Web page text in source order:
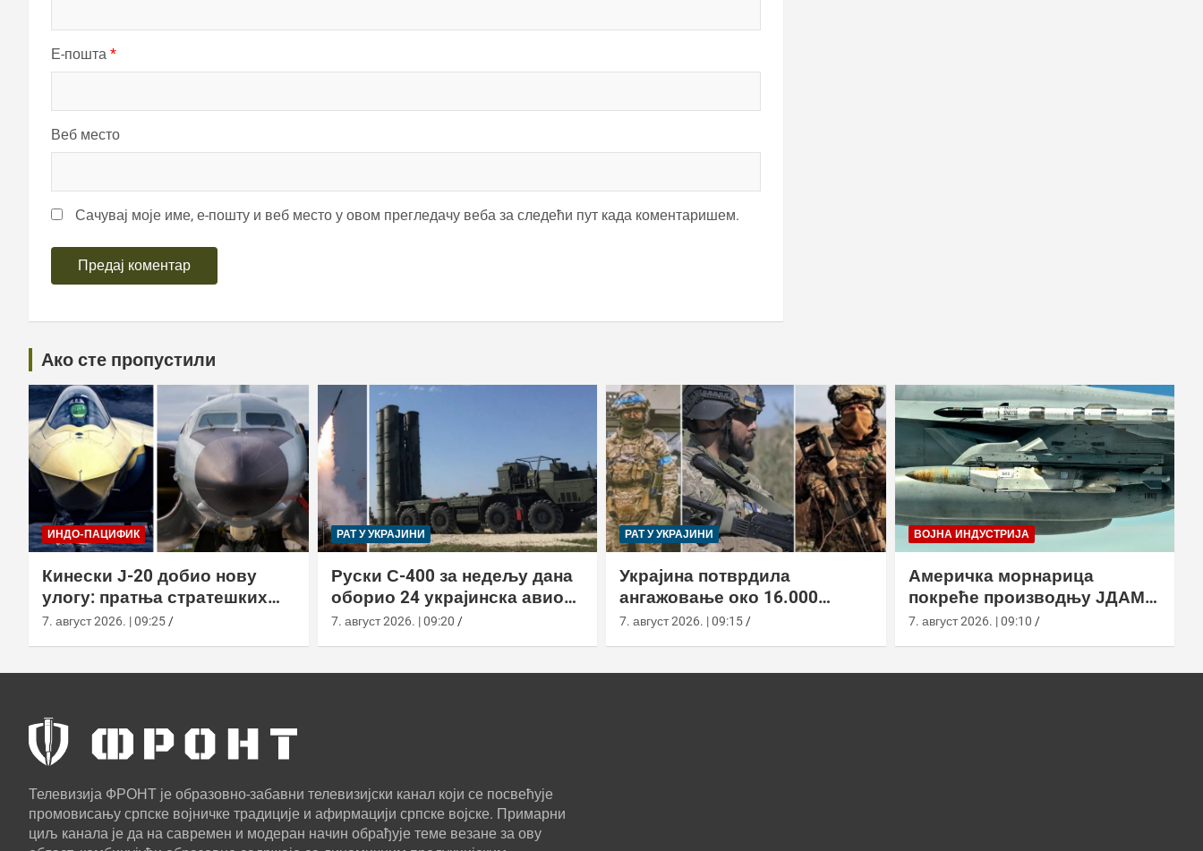
Е-пошта *
Веб место
Сачувај моје име, е-пошту и веб место у овом прегледачу веба за следећи пут када коментаришем.
Ако сте пропустили
ИНДО-ПАЦИФИК
Кинески Ј-20 добио нову
улогу: пратња стратешких
бомбардера Х-6Н
7. август 2026. | 09:25
РАТ У УКРАЈИНИ
Руски С-400 за недељу дана
оборио 24 украјинска авиона
новом тактиком заседе
7. август 2026. | 09:20
РАТ У УКРАЈИНИ
Украјина потврдила
ангажовање око 16.000
страних бораца из 72 земље
7. август 2026. | 09:15
ВОЈНА ИНДУСТРИЈА
Америчка морнарица
покреће производњу ЈДАМ-
ЛР за Супер Хорнет
7. август 2026. | 09:10
Телевизија ФРОНТ је образовно-забавни телевизијски канал који се посвећује
промовисању српске војничке традиције и афирмацији српске војске. Примарни
циљ канала је да на савремен и модеран начин обрађује теме везане за ову